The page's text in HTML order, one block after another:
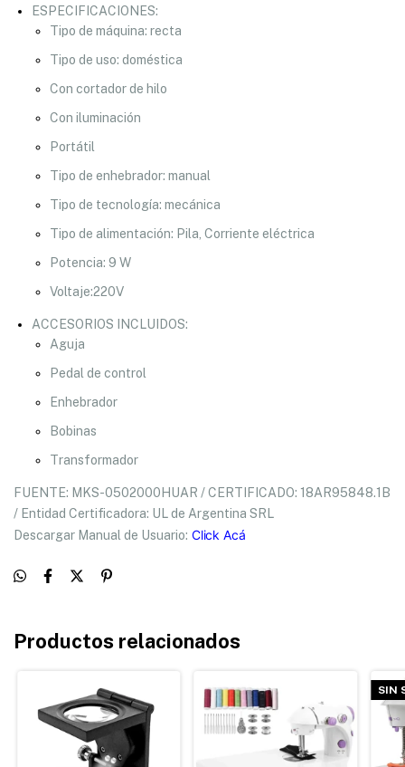
ESPECIFICACIONES:
Tipo de máquina: recta
Tipo de uso: doméstica
Con cortador de hilo
Con iluminación
Portátil
Tipo de enhebrador: manual
Tipo de tecnología: mecánica
Tipo de alimentación: Pila, Corriente eléctrica
Potencia: 9 W
Voltaje:220V
ACCESORIOS INCLUIDOS:
Aguja
Pedal de control
Enhebrador
Bobinas
Transformador
FUENTE: MKS-0502000HUAR / CERTIFICADO: 18AR95848.1B
/ Entidad Certificadora: UL de Argentina SRL
Descargar Manual de Usuario: Click Acá
Productos relacionados
SIN